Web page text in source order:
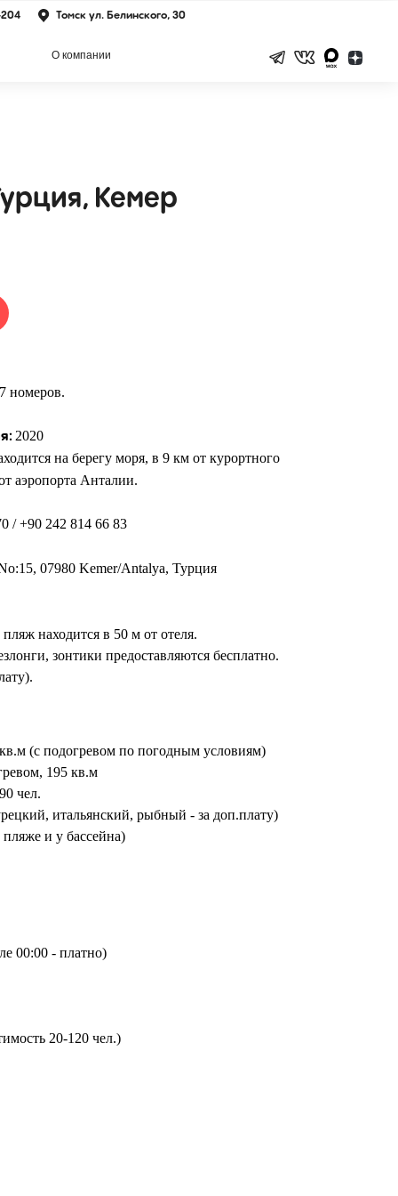
О компании
Томск ул. Белинского, 30
204
Кемер
номеров.
2020
на берегу моря, в 9 км от курортного
аэропорта Анталии.
/ +90 242 814 66 83
07980 Kemer/Antalya, Турция
находится в 50 м от отеля.
зонтики предоставляются бесплатно.
(с подогревом по погодным условиям)
195 кв.м
чел.
итальянский, рыбный - за доп.плату)
и у бассейна)
00:00 - платно)
20-120 чел.)